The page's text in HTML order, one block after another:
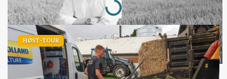
Loading...
HØST-TOUR